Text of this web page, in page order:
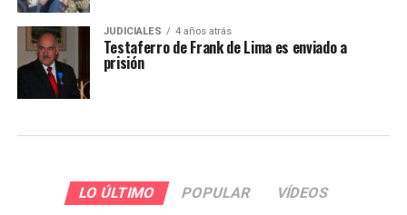
JUDICIALES 4 años atrás
Testaferro de Frank de Lima es enviado a
prisión
LO ÚLTIMO POPULAR VÍDEOS